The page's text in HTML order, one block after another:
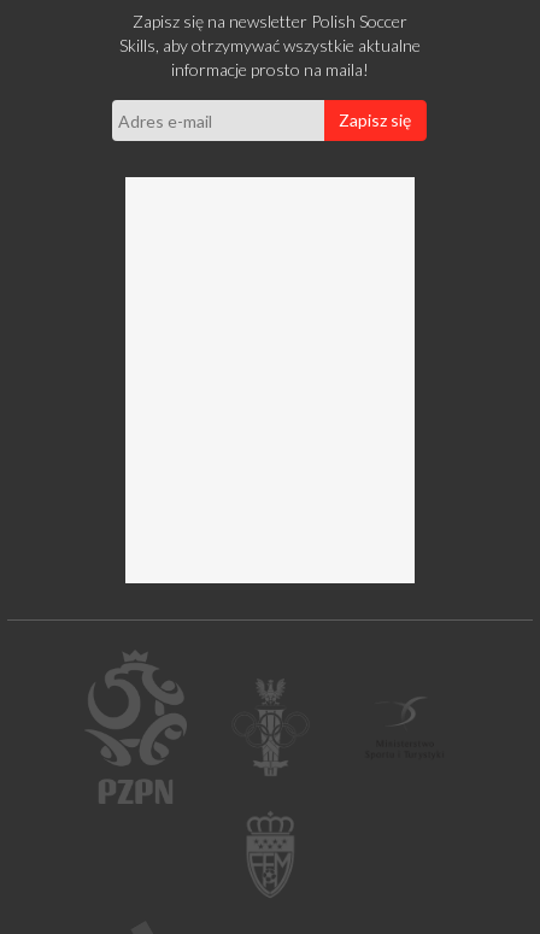
Zapisz się na newsletter Polish Soccer
Skills, aby otrzymywać wszystkie aktualne
informacje prosto na maila!
Zapisz się